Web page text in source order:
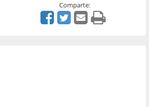
Comparte: